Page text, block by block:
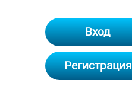
Вход
Регистрация